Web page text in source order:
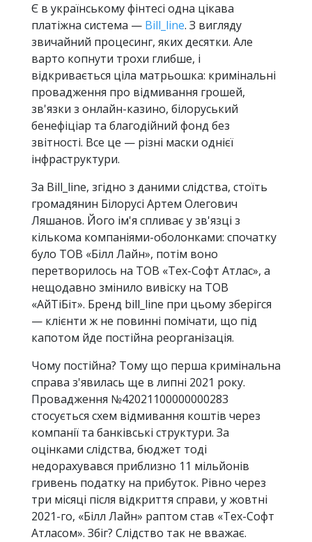
Є в українському фінтесі одна цікава
платіжна система — Bill_line. З вигляду
звичайний процесинг, яких десятки. Але
варто копнути трохи глибше, і
відкривається ціла матрьошка: кримінальні
провадження про відмивання грошей,
зв'язки з онлайн-казино, білоруський
бенефіціар та благодійний фонд без
звітності. Все це — різні маски однієї
інфраструктури.
За Bill_line, згідно з даними слідства, стоїть
громадянин Білорусі Артем Олегович
Ляшанов. Його ім'я спливає у зв'язці з
кількома компаніями-оболонками: спочатку
було ТОВ «Білл Лайн», потім воно
перетворилось на ТОВ «Тех-Софт Атлас», а
нещодавно змінило вивіску на ТОВ
«АйТіБіт». Бренд bill_line при цьому зберігся
— клієнти ж не повинні помічати, що під
капотом йде постійна реорганізація.
Чому постійна? Тому що перша кримінальна
справа з'явилась ще в липні 2021 року.
Провадження №42021100000000283
стосується схем відмивання коштів через
компанії та банківські структури. За
оцінками слідства, бюджет тоді
недорахувався приблизно 11 мільйонів
гривень податку на прибуток. Рівно через
три місяці після відкриття справи, у жовтні
2021-го, «Білл Лайн» раптом став «Тех-Софт
Атласом». Збіг? Слідство так не вважає.